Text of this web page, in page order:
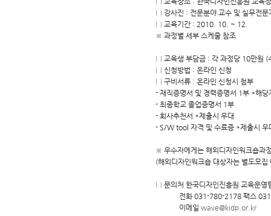
□ 강사진 : 전문분야 교수 및 실무전문
□ 교육기간 : 2010. 10. ~ 12.
※ 과정별 세부 스케줄 참조
□ 교육생 부담금 : 각 과정당 10만원 (
□ 신청방법 : 온라인 신청
□ 구비서류 : 온라인 신청시 첨부
- 재직증명서 및 경력증명서 1부 *해당
- 최종학교 졸업증명서 1부
- 회사추천서 *제출시 우대
- S/W tool 자격 및 수료증 *제출시 우
※ 우수자에게는 해외디자인워크숍과
(해외디자인워크숍 대상자는 별도모집
□ 문의처 한국디자인진흥원 교육운영
전화 031-780-2178 팩스
이메일 wave@kidp.or.kr